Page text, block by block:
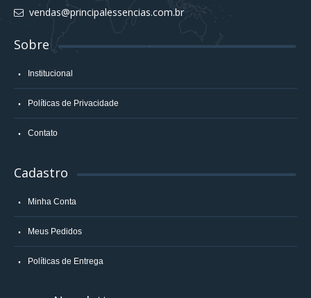
vendas@principalessencias.com.br
Sobre
Institucional
Políticas de Privacidade
Contato
Cadastro
Minha Conta
Meus Pedidos
Políticas de Entrega